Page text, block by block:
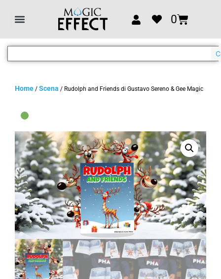
0
Home / Scena / Rudolph and Friends di Gustavo Sereno & Gee Magic